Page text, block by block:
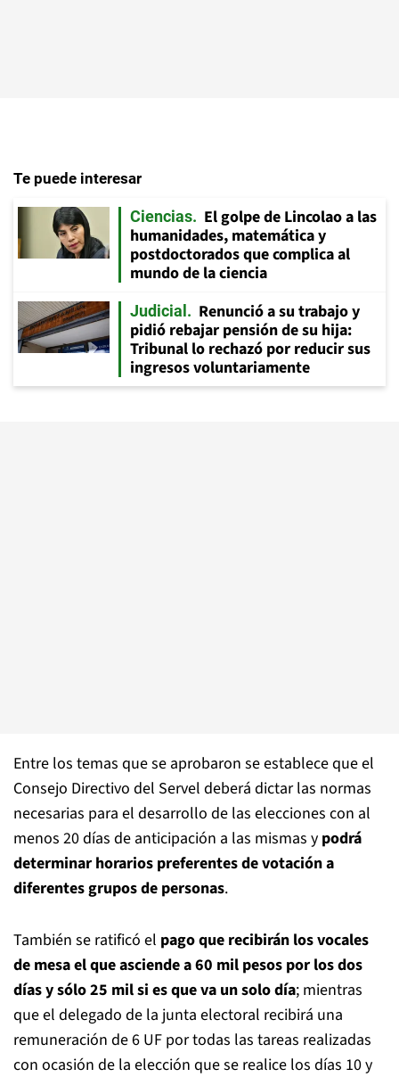
Te puede interesar
Ciencias
El golpe de Lincolao a las
humanidades, matemática y
postdoctorados que complica al
mundo de la ciencia
Judicial
Renunció a su trabajo y
pidió rebajar pensión de su hija:
Tribunal lo rechazó por reducir sus
ingresos voluntariamente
Entre los temas que se aprobaron se establece que el
Consejo Directivo del Servel deberá dictar las normas
necesarias para el desarrollo de las elecciones con al
menos 20 días de anticipación a las mismas y podrá
determinar horarios preferentes de votación a
diferentes grupos de personas.
También se ratificó el pago que recibirán los vocales
de mesa el que asciende a 60 mil pesos por los dos
días y sólo 25 mil si es que va un solo día; mientras
que el delegado de la junta electoral recibirá una
remuneración de 6 UF por todas las tareas realizadas
con ocasión de la elección que se realice los días 10 y